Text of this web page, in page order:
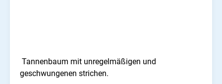
Tannenbaum mit unregelmäßigen und
geschwungenen strichen.